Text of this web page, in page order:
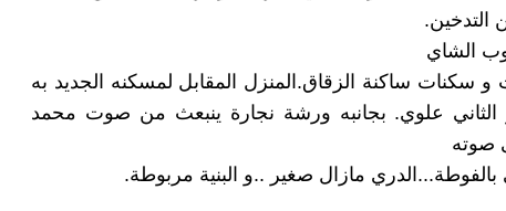
التدخين.
الشاي
ساكنة الزقاق.المنزل المقابل لمسكنه الجديد به
الثاني علوي. بجانبه ورشة نجارة ينبعث من صوت محمد
صوته
مازال صغير ..و البنية مربوطة.